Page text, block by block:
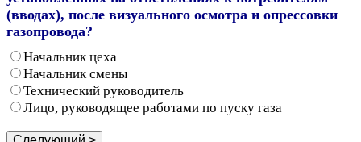
(вводах), после визуального осмотра и опрессовки
газопровода?
Начальник цеха
Начальник смены
Технический руководитель
Лицо, руководящее работами по пуску газа